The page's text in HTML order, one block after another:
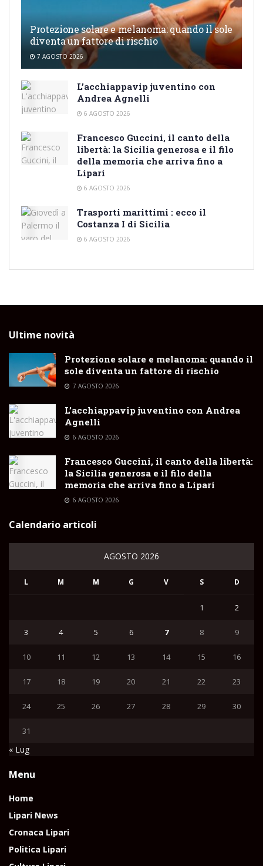
Protezione solare e melanoma: quando il sole
diventa un fattore di rischio
7 AGOSTO 2026
L’acchiappavip juventino con
Andrea Agnelli
6 AGOSTO 2026
Francesco Guccini, il canto della
libertà: la Sicilia generosa e il filo
della memoria che arriva fino a
Lipari
6 AGOSTO 2026
Trasporti marittimi : ecco il
Costanza I di Sicilia
6 AGOSTO 2026
Ultime novità
Protezione solare e melanoma: quando il
sole diventa un fattore di rischio
7 AGOSTO 2026
L’acchiappavip juventino con Andrea
Agnelli
6 AGOSTO 2026
Francesco Guccini, il canto della libertà:
la Sicilia generosa e il filo della
memoria che arriva fino a Lipari
6 AGOSTO 2026
Calendario articoli
AGOSTO 2026
L M M G V S D
1 2
3 4 5 6 7 8 9
10 11 12 13 14 15 16
17 18 19 20 21 22 23
24 25 26 27 28 29 30
31
« Lug
Menu
Home
Lipari News
Cronaca Lipari
Politica Lipari